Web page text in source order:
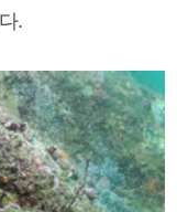
.